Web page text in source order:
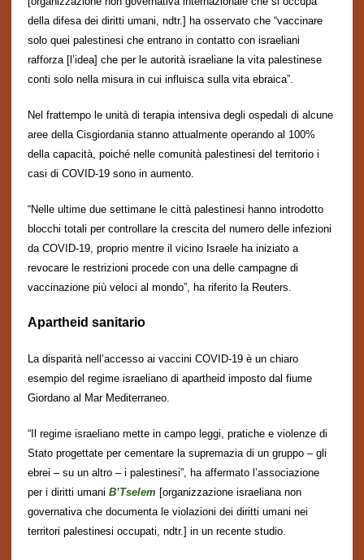
della difesa dei diritti umani, ndtr.] ha osservato che “vaccinare
solo quei palestinesi che entrano in contatto con israeliani
rafforza [l’idea] che per le autorità israeliane la vita palestinese
conti solo nella misura in cui influisca sulla vita ebraica”.
Nel frattempo le unità di terapia intensiva degli ospedali di alcune
aree della Cisgiordania stanno attualmente operando al 100%
della capacità, poiché nelle comunità palestinesi del territorio i
casi di COVID-19 sono in aumento.
“Nelle ultime due settimane lecittà palestinesi hanno introdotto
blocchi totali per controllare la crescita del numero delle infezioni
da COVID-19, proprio mentreil vicino Israele ha iniziato a
revocare le restrizioni procede con una delle campagne di
vaccinazione più veloci al mondo”, ha riferito la Reuters.
Apartheid sanitario
La disparità nell’accesso ai vaccini COVID-19 è un chiaro
esempio del regime israeliano di apartheid imposto dal fiume
Giordano al Mar Mediterraneo.
“Il regime israeliano mette in campo leggi, pratiche e violenze di
Stato progettate per cementare la supremazia di un gruppo – gli
ebrei – su un altro – i palestinesi”, ha affermato l’associazione
per i diritti umani B’Tselem [organizzazione israeliana non
governativa che documenta le violazioni dei diritti umani nei
territori palestinesi occupati, ndtr.] in un recente studio.